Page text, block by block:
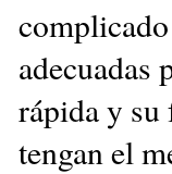
adecuadas
rápida y su
tengan el